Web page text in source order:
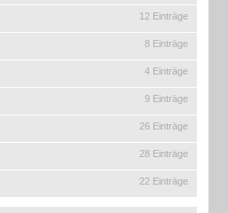
12 Einträge
8 Einträge
4 Einträge
9 Einträge
26 Einträge
28 Einträge
22 Einträge